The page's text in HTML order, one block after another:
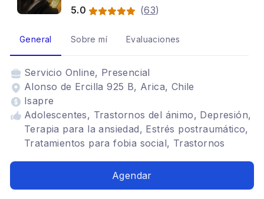
5.0
(63)
General Sobre mí Evaluaciones
Servicio Online, Presencial
Alonso de Ercilla 925 B, Arica, Chile
Isapre
Adolescentes, Trastornos del ánimo, Depresión,
Terapia para la ansiedad, Estrés postraumático,
Tratamientos para fobia social, Trastornos
Psicoanálisis, AdultoAgendar